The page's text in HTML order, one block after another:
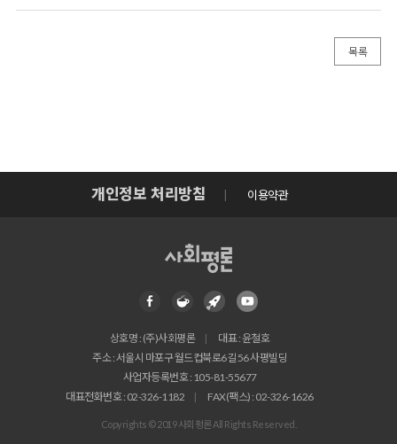
목록
개인정보 처리방침 이용약관
상호명 : (주)사회평론
대표 : 윤철호
주소 : 서울시 마포구 월드컵북로6길 56 사평빌딩
사업자등록번호 : 105-81-55677
대표전화번호 : 02-326-1182
FAX(팩스) : 02-326-1626
Copyrights © 2019 사회평론 All Rights Reserved.